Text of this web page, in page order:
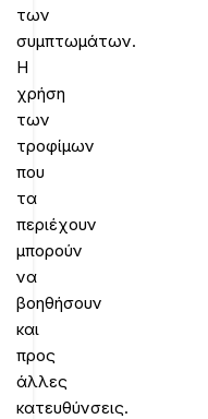
των
συμπτωμάτων.
Η
χρήση
των
τροφίμων
που
τα
περιέχουν
μπορούν
να
βοηθήσουν
και
προς
άλλες
κατευθύνσεις.